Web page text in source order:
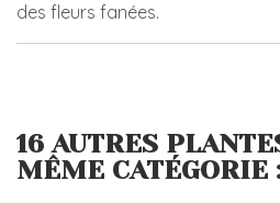
des fleurs fanées.
16 AUTRES
MÊME CATÉGORIE